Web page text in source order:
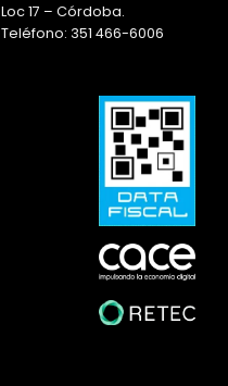
Loc 17 – Córdoba.
Teléfono: 351 466-6006